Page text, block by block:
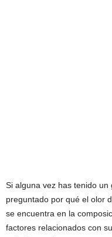
Si alguna vez has tenido
preguntado por qué el olor
se encuentra en la
factores relacionados con